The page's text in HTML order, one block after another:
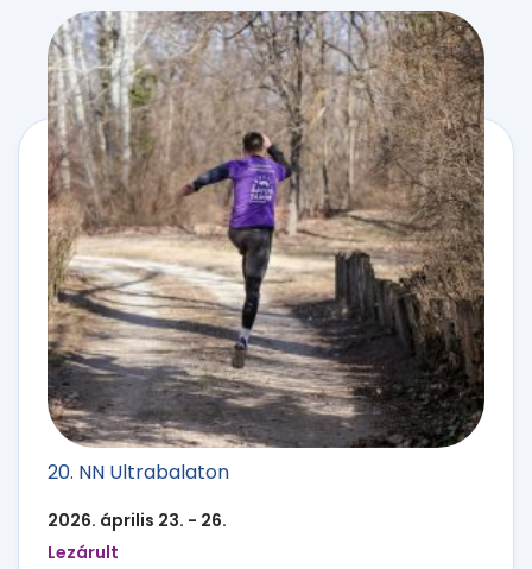
20. NN Ultrabalaton
2026. április 23. - 26.
Lezárult